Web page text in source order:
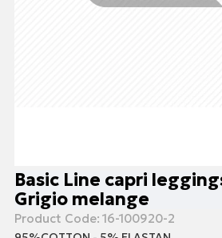
Basic Line capri
Grigio melange
Product Code: 16-100920-2